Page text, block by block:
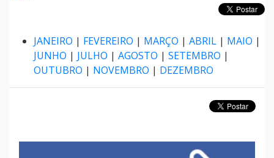
JANEIRO | FEVEREIRO | MARÇO | ABRIL | MAIO |
JUNHO | JULHO | AGOSTO | SETEMBRO |
OUTUBRO | NOVEMBRO | DEZEMBRO